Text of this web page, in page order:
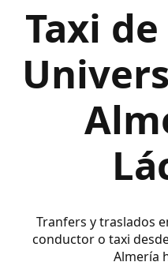
Taxi
Tranfers y traslados
conductor o taxi
Almería